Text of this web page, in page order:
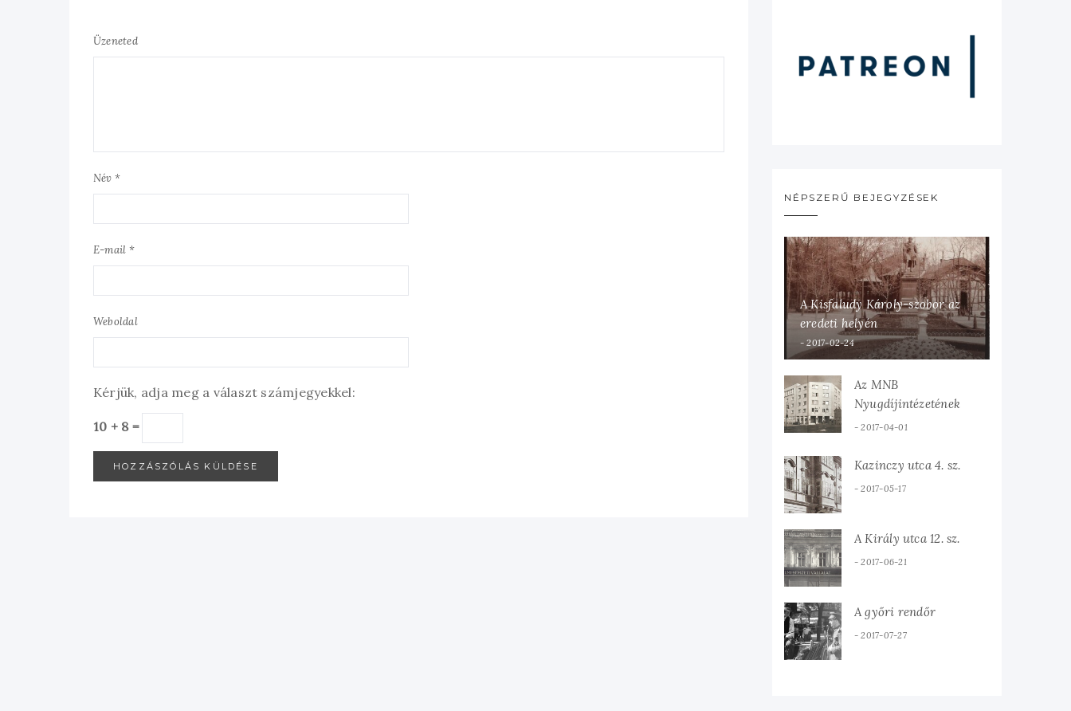
Üzeneted
Név *
E-mail *
Weboldal
Kérjük, adja meg a választ számjegyekkel:
10 + 8 =
NÉPSZERŰ BEJEGYZÉSEK
A Kisfaludy Károly-szobor az
eredeti helyén
2017-02-24
Az MNB
Nyugdíjintézetének
bérháza
2017-04-01
Kazinczy utca 4. sz.
2017-05-17
A Király utca 12. sz.
2017-06-21
A győri rendőr
2017-07-27